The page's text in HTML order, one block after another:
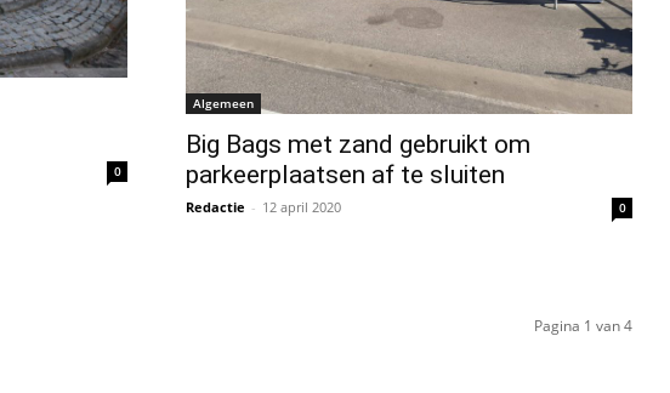
0
Algemeen
Big Bags met zand gebruikt om
parkeerplaatsen af te sluiten
Redactie - 12 april 2020 0
Pagina 1 van 4